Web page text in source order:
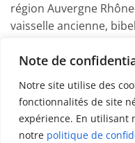
Note de
Notre site utilise des
fonctionnalités de site
expérience. En utilisant
notre politique de
région Auvergne
vaisselle ancienne,
Marine